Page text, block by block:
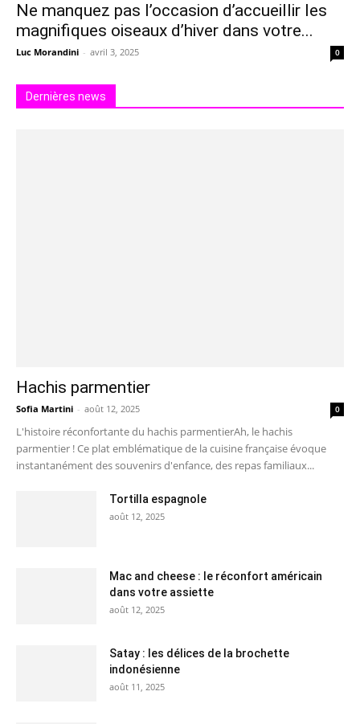
Ne manquez pas l’occasion d’accueillir les
magnifiques oiseaux d’hiver dans votre...
Luc Morandini - avril 3, 2025 0
Dernières news
Hachis parmentier
Sofia Martini - août 12, 2025 0
L'histoire réconfortante du hachis parmentierAh, le hachis
parmentier ! Ce plat emblématique de la cuisine française évoque
instantanément des souvenirs d'enfance, des repas familiaux...
Tortilla espagnole
août 12, 2025
Mac and cheese : le réconfort américain
dans votre assiette
août 12, 2025
Satay : les délices de la brochette
indonésienne
août 11, 2025